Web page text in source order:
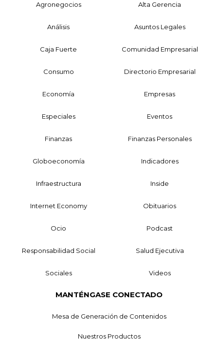
Agronegocios Alta Gerencia
Análisis Asuntos Legales
Caja Fuerte Comunidad Empresarial
Consumo Directorio Empresarial
Economía Empresas
Especiales Eventos
Finanzas Finanzas Personales
Globoeconomía Indicadores
Infraestructura Inside
Internet Economy Obituarios
Ocio Podcast
Responsabilidad Social Salud Ejecutiva
Sociales Videos
MANTÉNGASE CONECTADO
Mesa de Generación de Contenidos
Nuestros Productos